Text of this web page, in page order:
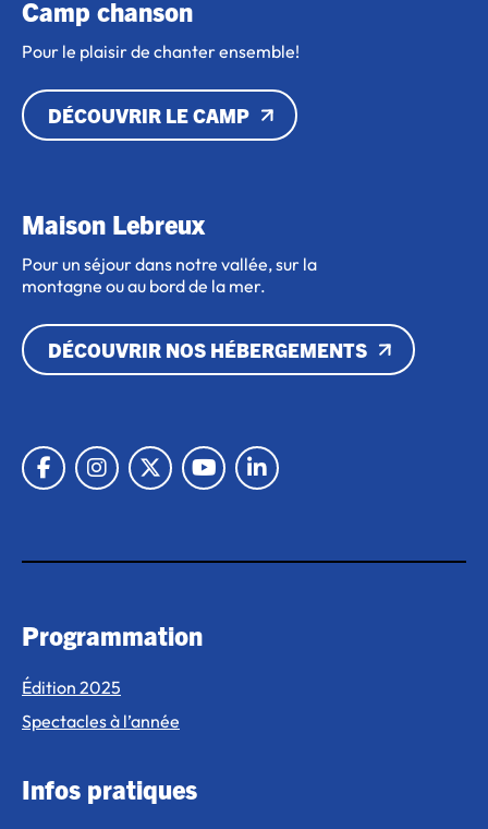
Camp chanson
Pour le plaisir de chanter ensemble!
DÉCOUVRIR LE CAMP
Maison Lebreux
Pour un séjour dans notre vallée, sur la
montagne ou au bord de la mer.
DÉCOUVRIR NOS HÉBERGEMENTS
Lien vers Facebook
Lien vers Instagram
Lien vers XLien vers Youtube
Lien vers Linkedin
Programmation
Édition 2025
Spectacles à l’année
Infos pratiques